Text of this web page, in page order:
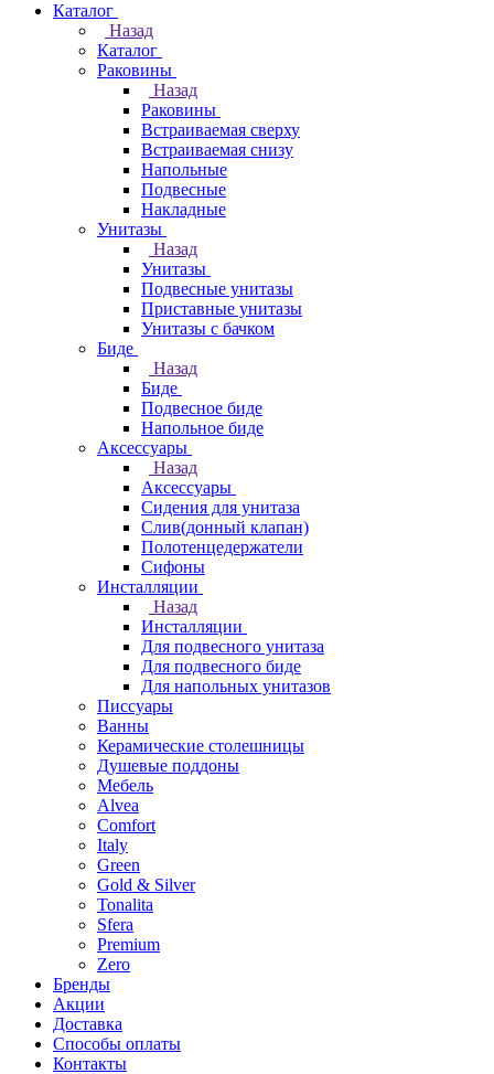
Каталог
Назад
Каталог
Раковины
Назад
Раковины
Встраиваемая сверху
Встраиваемая снизу
Напольные
Подвесные
Накладные
Унитазы
Назад
Унитазы
Подвесные унитазы
Приставные унитазы
Унитазы с бачком
Биде
Назад
Биде
Подвесное биде
Напольное биде
Аксессуары
Назад
Аксессуары
Сидения для унитаза
Слив(донный клапан)
Полотенцедержатели
Сифоны
Инсталляции
Назад
Инсталляции
Для подвесного унитаза
Для подвесного биде
Для напольных унитазов
Писсуары
Ванны
Керамические столешницы
Душевые поддоны
Мебель
Alvea
Comfort
Italy
Green
Gold & Silver
Tonalita
Sfera
Premium
Zero
Бренды
Акции
Доставка
Способы оплаты
Контакты